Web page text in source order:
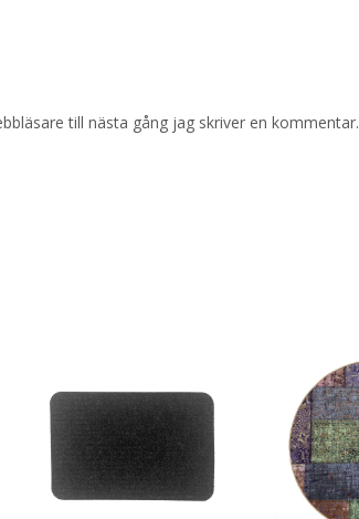
till nästa gång jag skriver en kommentar.